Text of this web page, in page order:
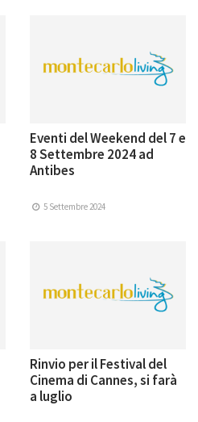
Eventi del Weekend del 7 e
8 Settembre 2024 ad
Antibes
5 Settembre 2024
Rinvio per il Festival del
Cinema di Cannes, si farà
a luglio